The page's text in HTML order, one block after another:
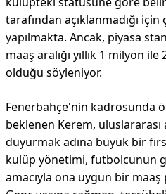
tarafından açıklanmadığı
yapılmakta. Ancak, piyasa
maaş aralığı yıllık 1 milyon
olduğu söyleniyor.
Fenerbahçe'nin kadrosunda
beklenen Kerem, uluslararası
duyurmak adına büyük bir
kulüp yönetimi, futbolcunun
amacıyla ona uygun bir